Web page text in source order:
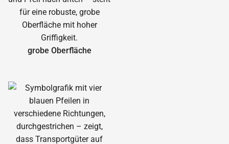
grobe Oberfläche